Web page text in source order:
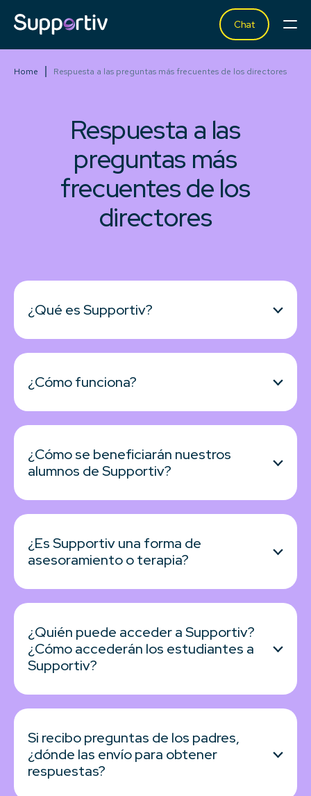
Chat
Home Respuesta a las preguntas más frecuentes de los directores
Respuesta a las
preguntas más
frecuentes de los
directores
¿Qué es Supportiv?
¿Cómo funciona?
¿Cómo se beneficiarán nuestros
alumnos de Supportiv?
¿Es Supportiv una forma de
asesoramiento o terapia?
¿Quién puede acceder a Supportiv?
¿Cómo accederán los estudiantes a
Supportiv?
Si recibo preguntas de los padres,
¿dónde las envío para obtener
respuestas?